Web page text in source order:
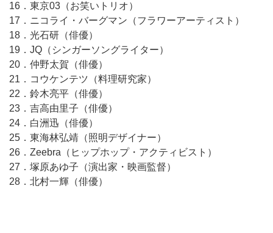
16．東京03（お笑いトリオ）
17．ニコライ・バーグマン（フラワーアーティスト）
18．光石研（俳優）
19．JQ（シンガーソングライター）
20．仲野太賀（俳優）
21．コウケンテツ（料理研究家）
22．鈴木亮平（俳優）
23．吉高由里子（俳優）
24．白洲迅（俳優）
25．東海林弘靖（照明デザイナー）
26．Zeebra（ヒップホップ・アクティビスト）
27．塚原あゆ子（演出家・映画監督）
28．北村一輝（俳優）